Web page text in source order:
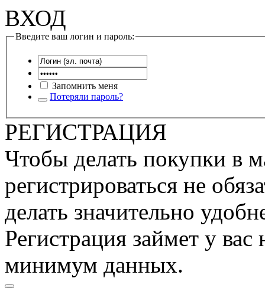
ВХОД
Введите ваш логин и пароль:
Запомнить меня
Потеряли пароль?
РЕГИСТРАЦИЯ
Чтобы делать покупки в
регистрироваться не
делать значительно
Регистрация займет у
минимум данных.